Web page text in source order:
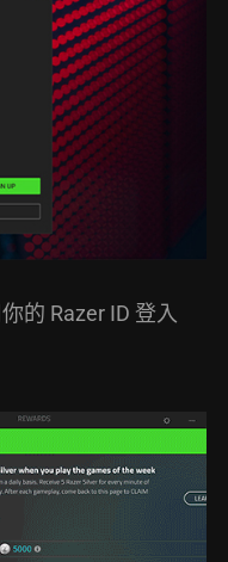
的 Razer ID 登入